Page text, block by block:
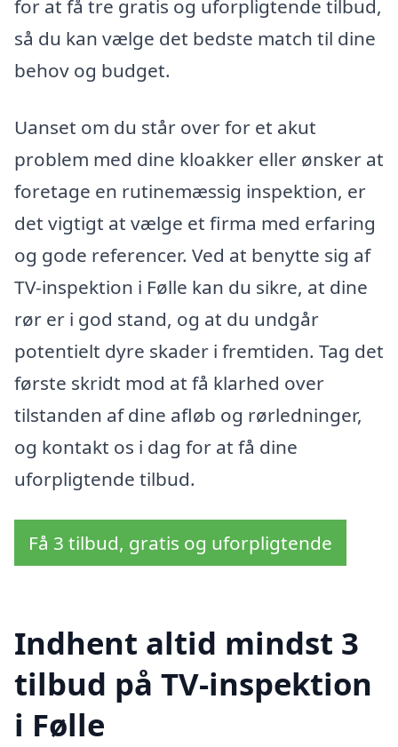
for at få tre gratis og uforpligtende tilbud,
så du kan vælge det bedste match til dine
behov og budget.
Uanset om du står over for et akut
problem med dine kloakker eller ønsker at
foretage en rutinemæssig inspektion, er
det vigtigt at vælge et firma med erfaring
og gode referencer. Ved at benytte sig af
TV-inspektion i Følle kan du sikre, at dine
rør er i god stand, og at du undgår
potentielt dyre skader i fremtiden. Tag det
første skridt mod at få klarhed over
tilstanden af dine afløb og rørledninger,
og kontakt os i dag for at få dine
uforpligtende tilbud.
Få 3 tilbud, gratis og uforpligtende
Indhent altid mindst 3
tilbud på TV-inspektion
i Følle